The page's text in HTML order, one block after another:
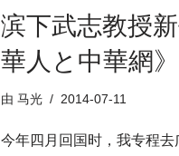
滨下武志教授
華人と中華網》
由 马光 2014-07-11
今年四月回国时，我专程